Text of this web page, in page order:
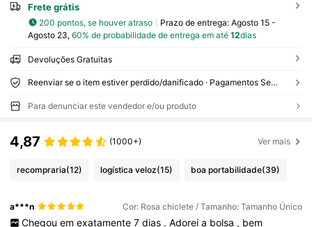
Frete grátis
200 pontos, se houver atraso Prazo de entrega: Agosto 15 -
Agosto 23, 60% de probabilidade de entrega em até 12dias
Devoluções Gratuitas
Reenviar se o item estiver perdido/danificado · Pagamentos Seguros · Proteção de privacidade
Para denunciar este vendedor e/ou produto
4,87 (1000+) Ver mais
recompraria(12) logística veloz(15) boa portabilidade(39)
a***n Cor: Rosa chiclete / Tamanho: Tamanho Único
Chegou em exatamente 7 dias . Adorei a bolsa , bem